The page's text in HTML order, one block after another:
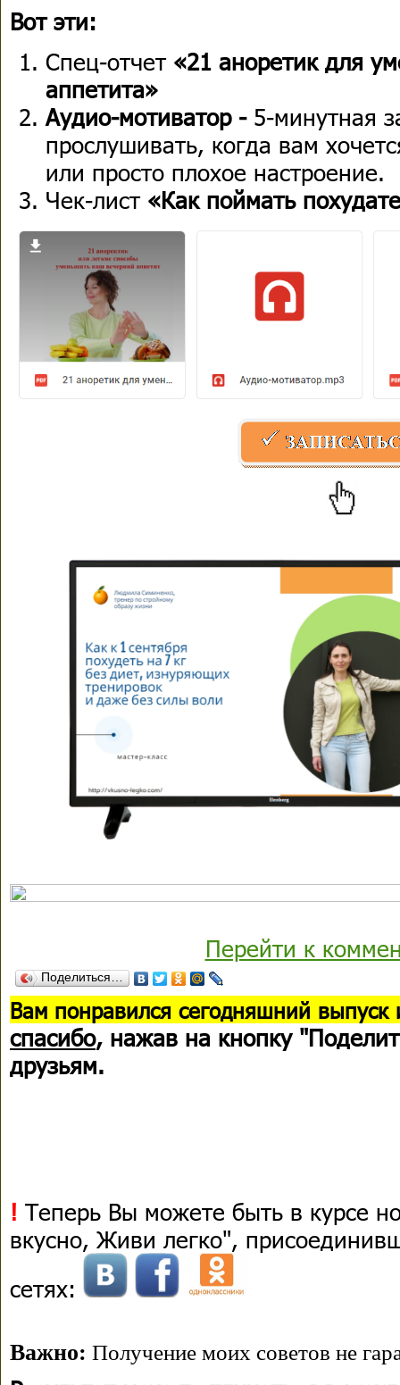
Вот эти:
Спец-отчет «21 аноретик для
аппетита»
Аудио-мотиватор -5-минутная
прослушивать, когда вам
или просто плохое настроение.
Чек-лист «Как поймать
Перейти к
Поделиться…
Вам понравился сегодняшний выпуск
спасибо, нажав на кнопку
друзьям.
! Теперь Вы можете быть в курсе
вкусно, Живи легко",
сетях:
Важно: Получение моих советов не